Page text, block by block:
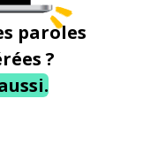
paroles
?